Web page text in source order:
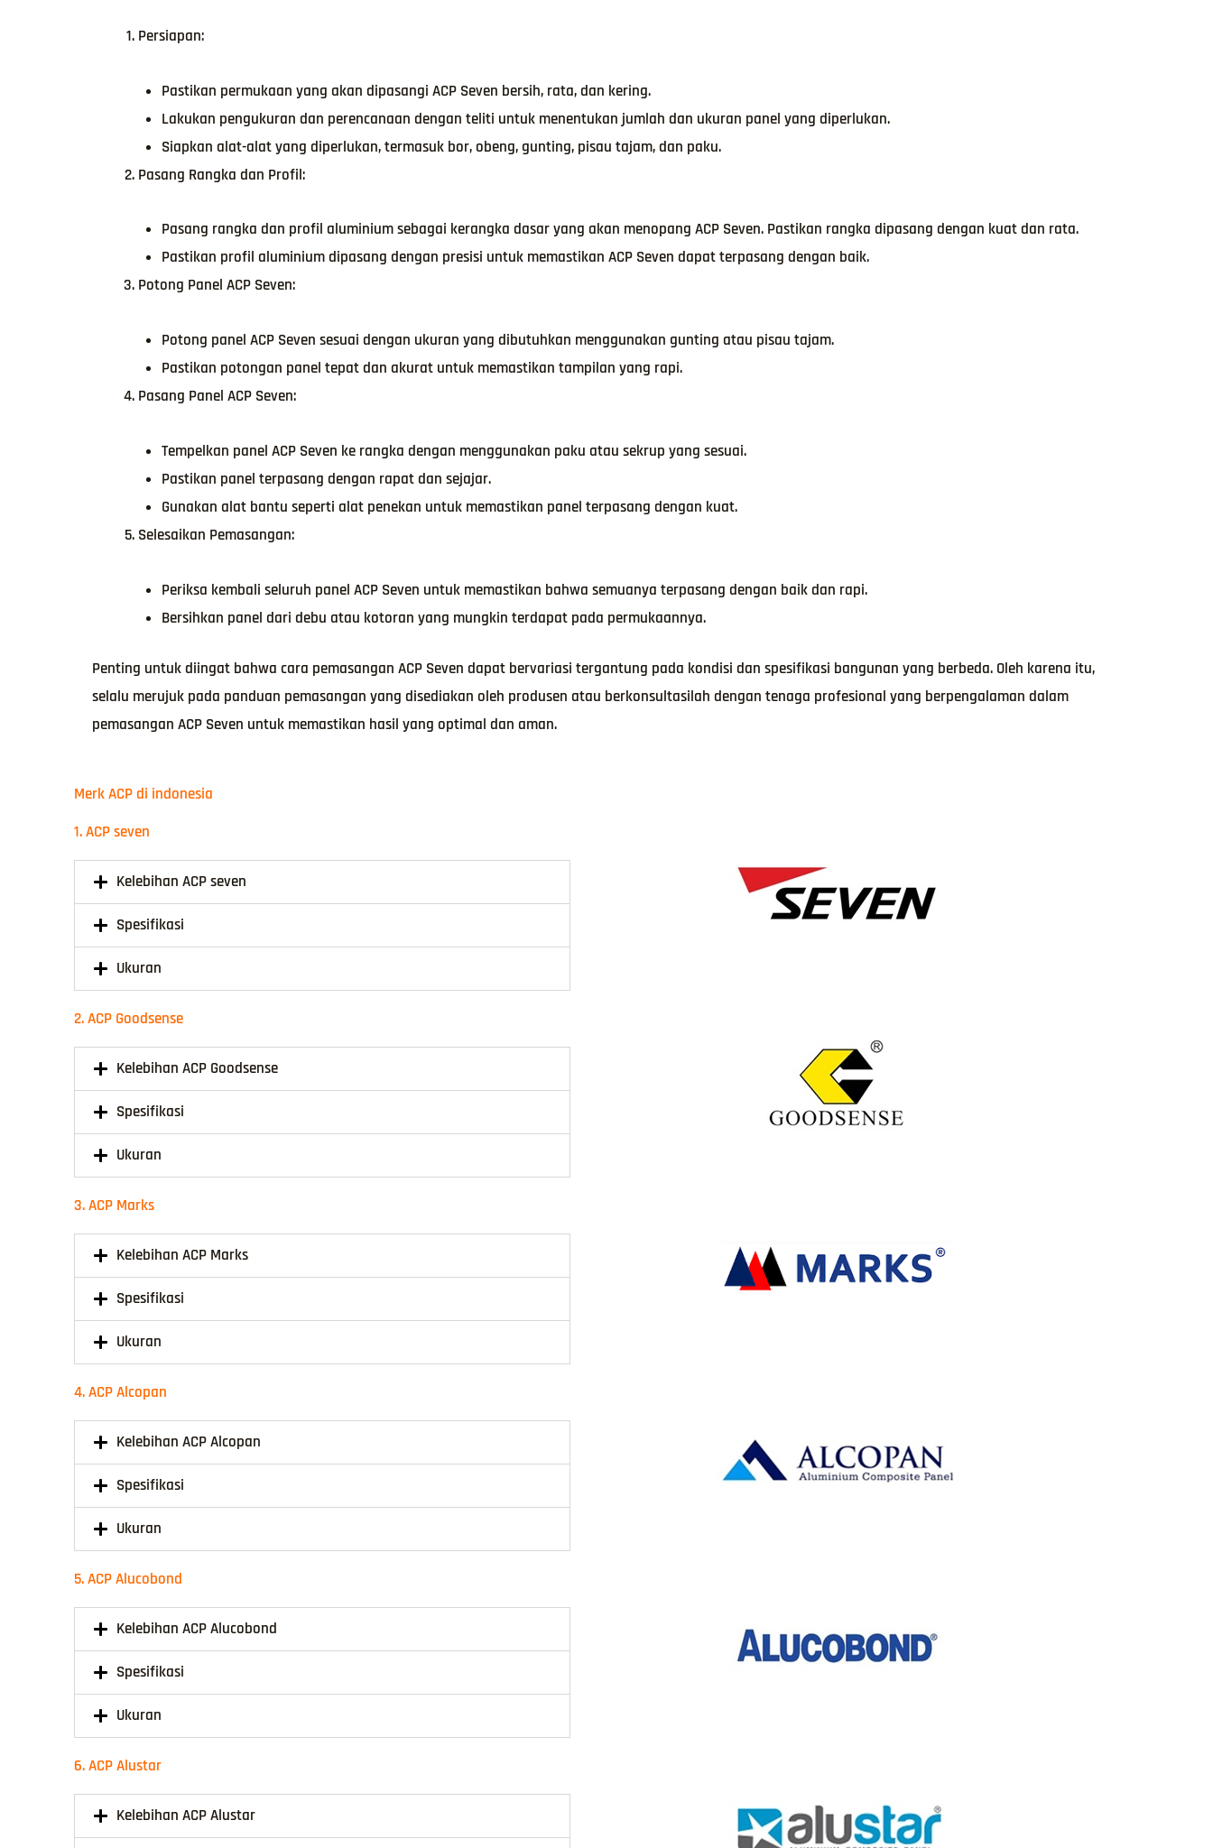
Persiapan:
Pastikan permukaan yang akan dipasangi ACP Seven bersih, rata, dan kering.
Lakukan pengukuran dan perencanaan dengan teliti untuk menentukan jumlah dan ukuran panel yang diperlukan.
Siapkan alat-alat yang diperlukan, termasuk bor, obeng, gunting, pisau tajam, dan paku.
Pasang Rangka dan Profil:
Pasang rangka dan profil aluminium sebagai kerangka dasar yang akan menopang ACP Seven. Pastikan rangka dipasang dengan kuat dan rata.
Pastikan profil aluminium dipasang dengan presisi untuk memastikan ACP Seven dapat terpasang dengan baik.
Potong Panel ACP Seven:
Potong panel ACP Seven sesuai dengan ukuran yang dibutuhkan menggunakan gunting atau pisau tajam.
Pastikan potongan panel tepat dan akurat untuk memastikan tampilan yang rapi.
Pasang Panel ACP Seven:
Tempelkan panel ACP Seven ke rangka dengan menggunakan paku atau sekrup yang sesuai.
Pastikan panel terpasang dengan rapat dan sejajar.
Gunakan alat bantu seperti alat penekan untuk memastikan panel terpasang dengan kuat.
Selesaikan Pemasangan:
Periksa kembali seluruh panel ACP Seven untuk memastikan bahwa semuanya terpasang dengan baik dan rapi.
Bersihkan panel dari debu atau kotoran yang mungkin terdapat pada permukaannya.
Penting untuk diingat bahwa cara pemasangan ACP Seven dapat bervariasi tergantung pada kondisi dan spesifikasi bangunan yang berbeda. Oleh karena itu,
selalu merujuk pada panduan pemasangan yang disediakan oleh produsen atau berkonsultasilah dengan tenaga profesional yang berpengalaman dalam
pemasangan ACP Seven untuk memastikan hasil yang optimal dan aman.
Merk ACP di indonesia
1. ACP seven
Kelebihan ACP seven
Spesifikasi
Ukuran
2. ACP Goodsense
Kelebihan ACP Goodsense
Spesifikasi
Ukuran
3. ACP Marks
Kelebihan ACP Marks
Spesifikasi
Ukuran
4. ACP Alcopan
Kelebihan ACP Alcopan
Spesifikasi
Ukuran
5. ACP Alucobond
Kelebihan ACP Alucobond
Spesifikasi
Ukuran
6. ACP Alustar
Kelebihan ACP Alustar